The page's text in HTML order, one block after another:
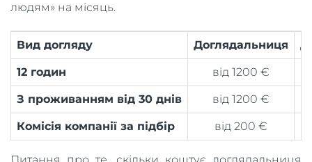
людям» на місяць.
Вид догляду Доглядальниця
12 годин від 1200 €
З проживанням від 30 днів від 1200 €
Комісія компанії за підбір від 200 €